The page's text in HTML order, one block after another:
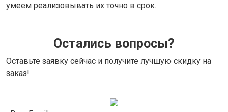
умеем реализовывать их точно в срок.
Остались вопросы?
Оставьте заявку сейчас и получите лучшую скидку на
заказ!